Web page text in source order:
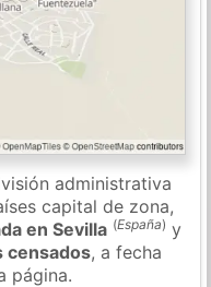
administrativa
capital de zona,
en Sevilla (España) y
censados, a fecha
página.